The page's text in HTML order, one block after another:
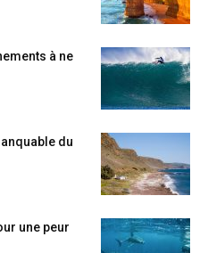
à ne
du
une peur